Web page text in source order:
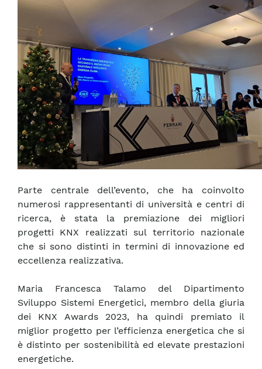
Parte centrale dell’evento, che ha coinvolto
numerosi rappresentanti di università e centri di
ricerca, è stata la premiazione dei migliori
progetti KNX realizzati sul territorio nazionale
che si sono distinti in termini di innovazione ed
eccellenza realizzativa.
Maria Francesca Talamo del Dipartimento
Sviluppo Sistemi Energetici, membro della giuria
dei KNX Awards 2023, ha quindi premiato il
miglior progetto per l’efficienza energetica che si
è distinto per sostenibilità ed elevate prestazioni
energetiche.